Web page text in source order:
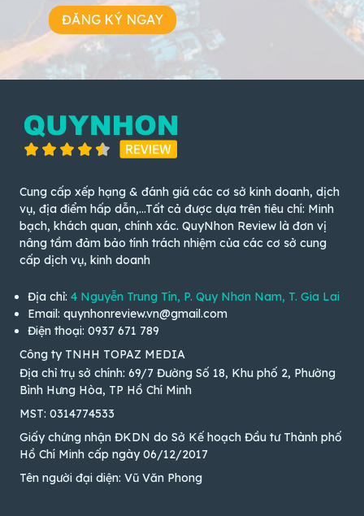
ĐĂNG KÝ NGAY
Cung cấp xếp hạng & đánh giá các cơ sở kinh doanh, dịch
vụ, địa điểm hấp dẫn,...Tất cả được dựa trên tiêu chí: Minh
bạch, khách quan, chính xác. QuyNhon Review là đơn vị
nâng tầm đảm bảo tính trách nhiệm của các cơ sở cung
cấp dịch vụ, kinh doanh
Địa chỉ: 4 Nguyễn Trung Tín, P. Quy Nhơn Nam, T. Gia Lai
Email: quynhonreview.vn@gmail.com
Điện thoại: 0937 671 789
Công ty TNHH TOPAZ MEDIA
Địa chỉ trụ sở chính: 69/7 Đường Số 18, Khu phố 2, Phường
Bình Hưng Hòa, TP Hồ Chí Minh
MST: 0314774533
Giấy chứng nhận ĐKDN do Sở Kế hoạch Đầu tư Thành phố
Hồ Chí Minh cấp ngày 06/12/2017
Tên người đại diện: Vũ Văn Phong